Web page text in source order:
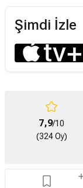
Şimdi İzle
7,9/10
(324 Oy)